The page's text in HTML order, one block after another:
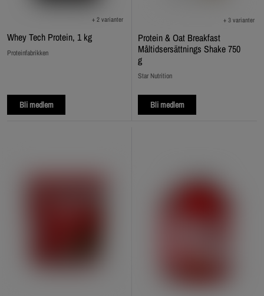
Whey Tech Protein, 1 kg
+ 2 varianter
Proteinfabrikken
Bli medlem
Protein & Oat Breakfast
Måltidsersättnings Shake 750
g
+ 3 varianter
Star Nutrition
Bli medlem